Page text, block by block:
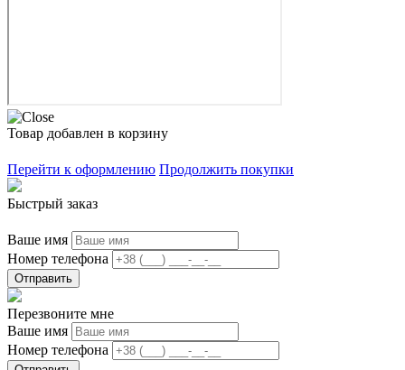
Товар добавлен в корзину
Перейти к оформлению Продолжить покупки
Быстрый заказ
Ваше имя
Номер телефона
Отправить
Перезвоните мне
Ваше имя
Номер телефона